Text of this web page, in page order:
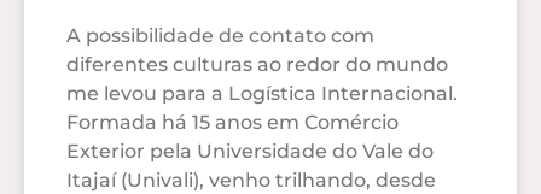
A possibilidade de contato com
diferentes culturas ao redor do mundo
me levou para a Logística Internacional.
Formada há 15 anos em Comércio
Exterior pela Universidade do Vale do
Itajaí (Univali), venho trilhando, desde